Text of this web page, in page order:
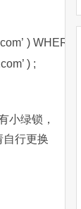
) WHERE
) ;
小绿锁，
自行更换